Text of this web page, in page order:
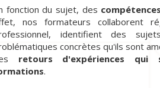
fonction du sujet, des
nos formateurs collaborent
identifient des
concrètes qu'ils sont
retours d'expériences
.